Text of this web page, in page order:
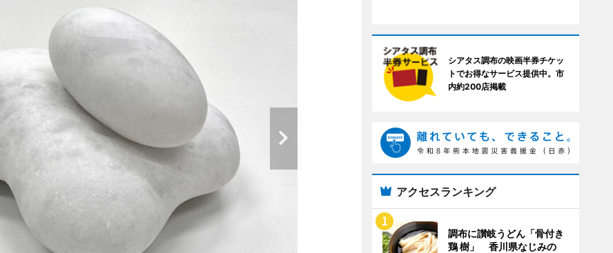
シアタス調布の映画半券チケッ
トでお得なサービス提供中。市
内約200店掲載
アクセスランキング
調布に讃岐うどん「骨付き
鶏 樹」 香川県なじみの